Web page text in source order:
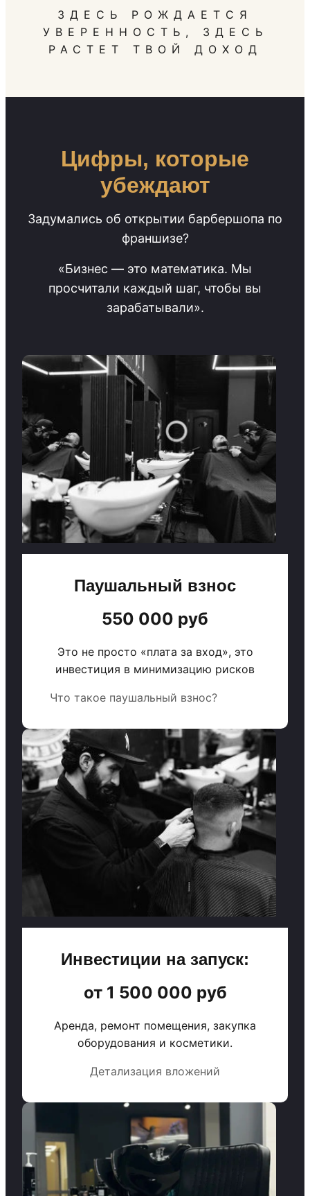
ЗДЕСЬ РОЖДАЕТСЯ
УВЕРЕННОСТЬ, ЗДЕСЬ
РАСТЕТ ТВОЙ ДОХОД
Цифры, которые
убеждают
Задумались об открытии барбершопа по
франшизе?
«Бизнес — это математика. Мы
просчитали каждый шаг, чтобы вы
зарабатывали».
Паушальный взнос
550 000 руб
Это не просто «плата за вход», это
инвестиция в минимизацию рисков
Что такое паушальный взнос?
Инвестиции на запуск:
от 1 500 000 руб
Аренда, ремонт помещения, закупка
оборудования и косметики.
Детализация вложений